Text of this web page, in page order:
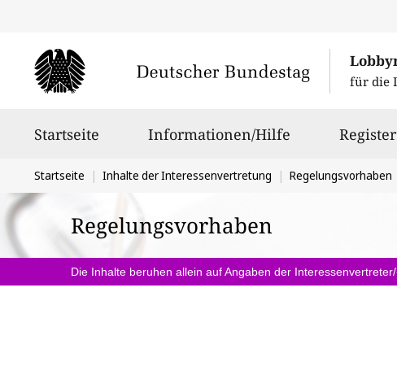
für die
Startseite Informationen/Hilfe
Sie
befinden
sich
hier:
Startseite Inhalte der Interessenvertretung Regelungsvorhaben
Regelungsvorhaben
Die Inhalte beruhen allein auf Angaben der